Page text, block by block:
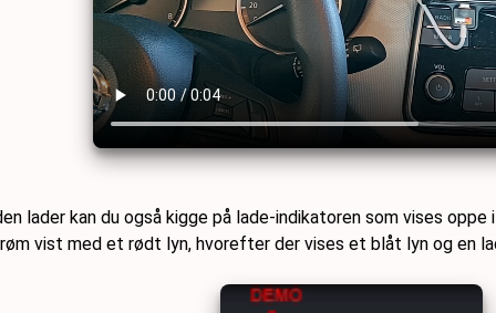
lader kan du også kigge på lade-indikatoren som vises
vist med et rødt lyn, hvorefter der vises et blåt lyn og en